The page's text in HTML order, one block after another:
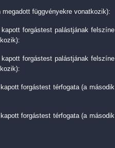
függvényekre vonatkozik):
forgástest palástjának felszíne
forgástest palástjának felszíne
forgástest térfogata (a második
forgástest térfogata (a második